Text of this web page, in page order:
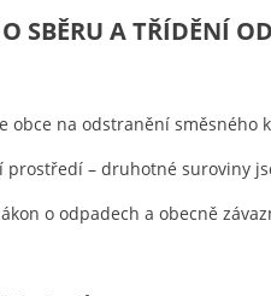
SBĚRU A TŘÍDĚNÍ
obce na odstranění směsného
– druhotné suroviny
o odpadech a obecně